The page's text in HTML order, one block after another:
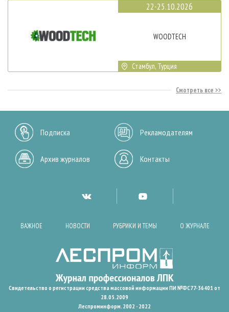
22-25.10.2026
WOODTECH
Стамбул, Турция
Смотреть все
Подписка Рекламодателям
Архив журналов Контакты
ВАЖНОЕ НОВОСТИ РУБРИКИ И ТЕМЫ О ЖУРНАЛЕ
Свидетельство о регистрации средства массовой информации ПИ №ФС77-36401 от
28.05.2009
Леспроминформ. 2002 - 2022